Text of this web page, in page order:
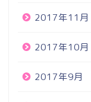
2017年11月
2017年10月
2017年9月